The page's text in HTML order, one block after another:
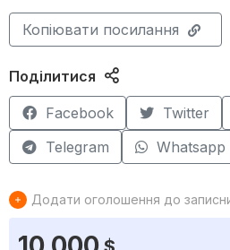
Копіювати посилання
Поділитися
Facebook Twitter
Telegram
Whatsapp
Додати оголошення до